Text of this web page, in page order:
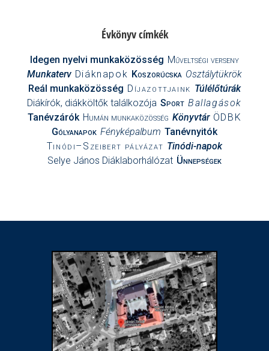
Évkönyv címkék
Idegen nyelvi munkaközösség Műveltségi verseny
Munkaterv Diáknapok Koszorúcska Osztálytükrök
Reál munkaközösség Díjazottjaink Túlélőtúrák
Diákírók, diákköltők találkozója Sport Ballagások
Tanévzárók Humán munkaközösség Könyvtár ÖDBK
Gólyanapok Fényképalbum Tanévnyitók
Tinódi–Szeibert pályázat Tinódi-napok
Selye János Diáklaborhálózat Ünnepségek